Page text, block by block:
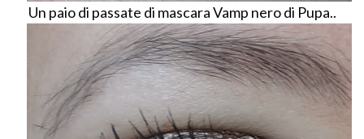
Un paio di passate di mascara Vamp nero di Pupa..